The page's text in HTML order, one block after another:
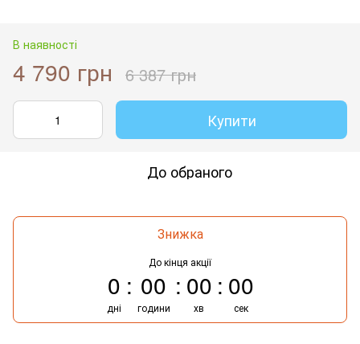
В наявності
4 790 грн 6 387 грн
Купити
До обраного
Знижка
До кінця акції
0
дні
00
години
00
хв
00
сек